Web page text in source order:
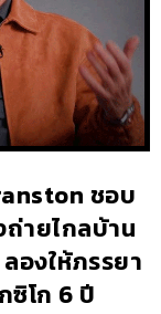
ชอบ
ายไกลบ้าน
องให้ภรรยา
ซิโก 6 ปี